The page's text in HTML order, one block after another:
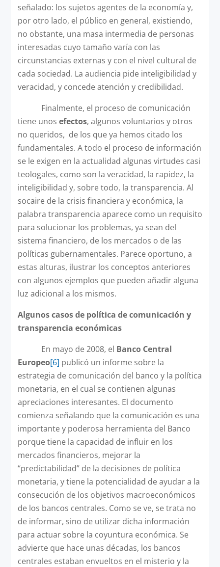
señalado: los sujetos agentes de la economía y,
por otro lado, el público en general, existiendo,
no obstante, una masa intermedia de personas
interesadas cuyo tamaño varía con las
circunstancias externas y con el nivel cultural de
cada sociedad. La audiencia pide inteligibilidad y
veracidad, y concede atención y credibilidad.
Finalmente, el proceso de comunicación
tiene unos efectos, algunos voluntarios y otros
no queridos, de los que ya hemos citado los
fundamentales. A todo el proceso de información
se le exigen en la actualidad algunas virtudes casi
teologales, como son la veracidad, la rapidez, la
inteligibilidad y, sobre todo, la transparencia. Al
socaire de la crisis financiera y económica, la
palabra transparencia aparece como un requisito
para solucionar los problemas, ya sean del
sistema financiero, de los mercados o de las
políticas gubernamentales. Parece oportuno, a
estas alturas, ilustrar los conceptos anteriores
con algunos ejemplos que pueden añadir alguna
luz adicional a los mismos.
Algunos casos de política de comunicación y
transparencia económicas
En mayo de 2008, el Banco Central
Europeo[6] publicó un informe sobre la
estrategia de comunicación del banco y la política
monetaria, en el cual se contienen algunas
apreciaciones interesantes. El documento
comienza señalando que la comunicación es una
importante y poderosa herramienta del Banco
porque tiene la capacidad de influir en los
mercados financieros, mejorar la
“predictabilidad” de la decisiones de política
monetaria, y tiene la potencialidad de ayudar a la
consecución de los objetivos macroeconómicos
de los bancos centrales. Como se ve, se trata no
de informar, sino de utilizar dicha información
para actuar sobre la coyuntura económica. Se
advierte que hace unas décadas, los bancos
centrales estaban envueltos en el misterio y la